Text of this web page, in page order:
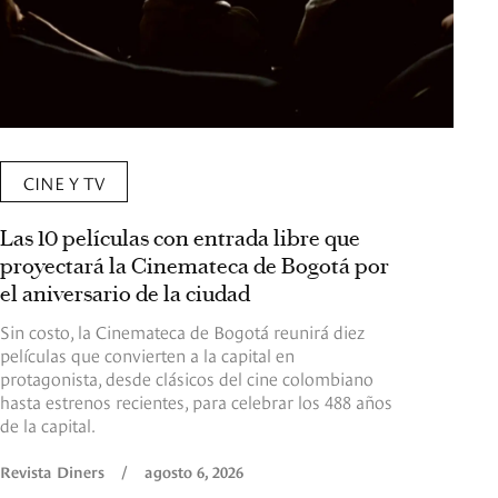
CINE Y TV
Las 10 películas con entrada libre que
proyectará la Cinemateca de Bogotá por
el aniversario de la ciudad
Sin costo, la Cinemateca de Bogotá reunirá diez
películas que convierten a la capital en
protagonista, desde clásicos del cine colombiano
hasta estrenos recientes, para celebrar los 488 años
de la capital.
Revista Diners / agosto 6, 2026